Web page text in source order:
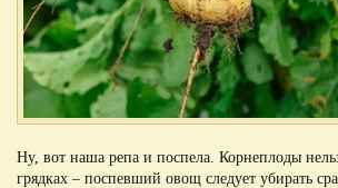
Ну, вот наша репа и поспела. Корнеплоды
грядках – поспевший овощ следует убирать